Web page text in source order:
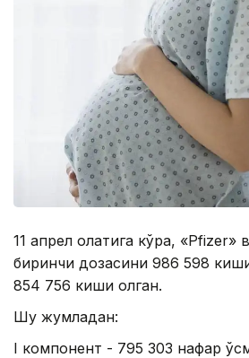
11 апрел ҳолатига кўра, «Pfizer»
биринчи дозасини 986 598
854 756 киши олган.
Шу жумладан:
I компонент - 795 303 нафар